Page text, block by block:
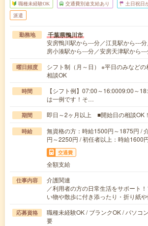
職種未経験OK 交通費別途支給あり 土日祝日
派遣
勤務地 千葉県鴨川市
安房鴨川駅から---分／江見駅から---
房小湊駅から---分／安房天津駅から
曜日頻度
シフト制（月～日） ※平日のみなど
相談OK
時間
【シフト例】07:00～16:0009:00～
は一例です！そ…
期間 即日～2ヶ月以上 ■開始日の相談OK！
時給
無資格の方：時給1500円～1875円 /
円～2250円 / 初任者以上：時給1600
交通費
全額支給
仕事内容
介護関連
／利用者の方の日常生活をサポート
い物や散歩に付き添ったり・折り紙
応募資格
職種未経験OK / ブランクOK / パソコ
要